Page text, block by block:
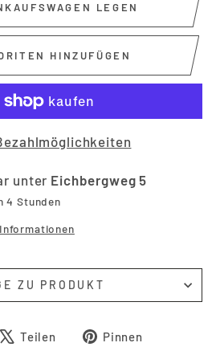
LEGEN
HINZUFÜGEN
unter Eichbergweg 5
4 Stunden
ZU PRODUKT
Teilen
Auf
Pinnen